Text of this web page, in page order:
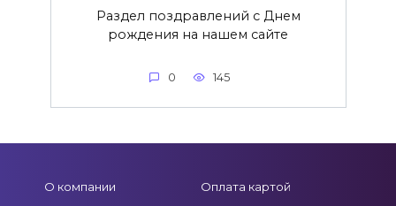
Раздел поздравлений с Днем
рождения на нашем сайте
0 145
О компании
Оплата картой